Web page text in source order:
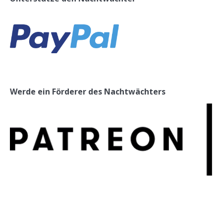
Werde ein Förderer des Nachtwächters